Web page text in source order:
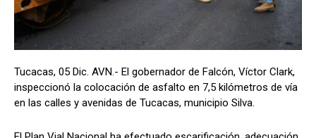
Tucacas, 05 Dic. AVN.- El gobernador de Falcón, Víctor Clark,
inspeccionó la colocación de asfalto en 7,5 kilómetros de vía
en las calles y avenidas de Tucacas, municipio Silva.